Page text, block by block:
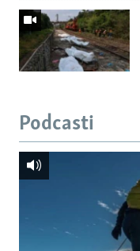
Podcasti